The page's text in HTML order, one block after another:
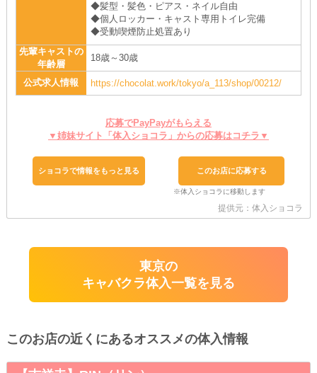
◆髪型・髪色・ピアス・ネイル自由
◆個人ロッカー・キャスト専用トイレ完備
◆受動喫煙防止処置あり
先輩キャストの
年齢層
18歳～30歳
公式求人情報 https://chocolat.work/tokyo/a_113/shop/00212/
応募でPayPayがもらえる
▼姉妹サイト「体入ショコラ」からの応募はコチラ▼
ショコラで情報をもっと見る このお店に応募する
提供元：体入ショコラ
東京の
キャバクラ体入一覧を見る
このお店の近くにあるオススメの体入情報